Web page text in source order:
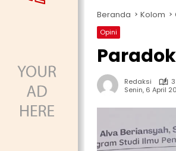
Beranda Kolom
Opini
Redaksi
Senin, 6 April